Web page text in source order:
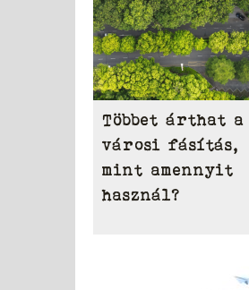
Többet árthat a
városi fásítás,
mint amennyit
használ?